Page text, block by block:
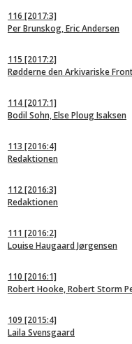
116 [2017:3]
Per Brunskog, Eric Andersen
115 [2017:2]
Rødderne den Arkivariske
114[2017:1]
Bodil Sohn, Else Ploug Isaksen
113 [2016:4]
Redaktionen
112[2016:3]
Redaktionen
111 [2016:2]
Louise Haugaard Jørgensen
110 [2016:1]
Robert Hooke, Robert Storm
109 [2015:4]
Laila Svensgaard